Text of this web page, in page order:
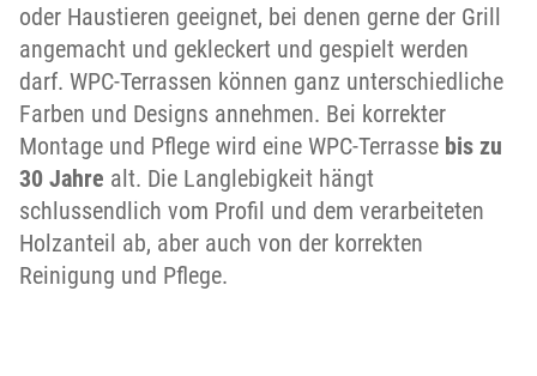
oder Haustieren geeignet, bei denen gerne der Grill
angemacht und gekleckert und gespielt werden
darf. WPC-Terrassen können ganz unterschiedliche
Farben und Designs annehmen. Bei korrekter
Montage und Pflege wird eine WPC-Terrasse bis zu
30 Jahre alt. Die Langlebigkeit hängt
schlussendlich vom Profil und dem verarbeiteten
Holzanteil ab, aber auch von der korrekten
Reinigung und Pflege.